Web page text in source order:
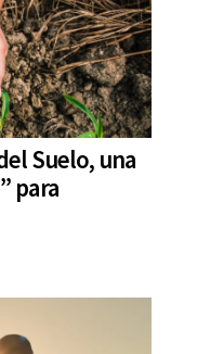
Suelo, una
para